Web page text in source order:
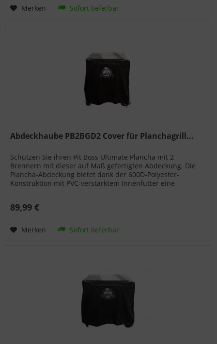
Merken Sofort lieferbar
Abdeckhaube PB2BGD2 Cover für Planchagrill...
Schützen Sie ihren Pit Boss Ultimate Plancha mit 2
Brennern mit dieser auf Maß gefertigten Abdeckung. Die
Plancha-Abdeckung bietet dank der 600D-Polyester-
Konstruktion mit PVC-verstärktem Innenfutter eine
89,99 €
Merken Sofort lieferbar